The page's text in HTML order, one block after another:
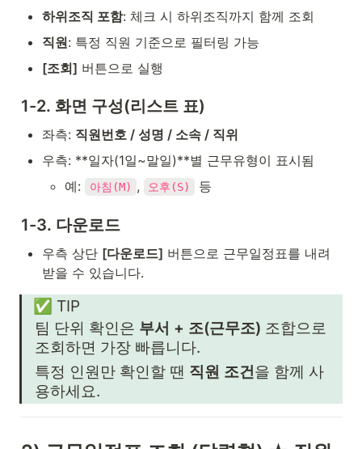
하위조직 포함: 체크 시 하위조직까지 함께 조회
직원: 특정 직원 기준으로 필터링 가능
[조회] 버튼으로 실행
1-2. 화면 구성(리스트 표)
좌측: 직원번호 / 성명 / 소속 / 직위
우측: **일자(1일~말일)**별 근무유형이 표시됨
예:
아침(M) , 오후(S) 등
1-3. 다운로드
우측 상단 [다운로드] 버튼으로 근무일정표를 내려
받을 수 있습니다.
✅ TIP
팀 단위 확인은 부서 + 조(근무조) 조합으로
조회하면 가장 빠릅니다.
특정 인원만 확인할 땐 직원 조건을 함께 사
용하세요.